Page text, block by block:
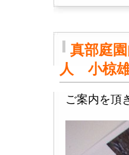
真部庭
人 小椋
ご案内を頂